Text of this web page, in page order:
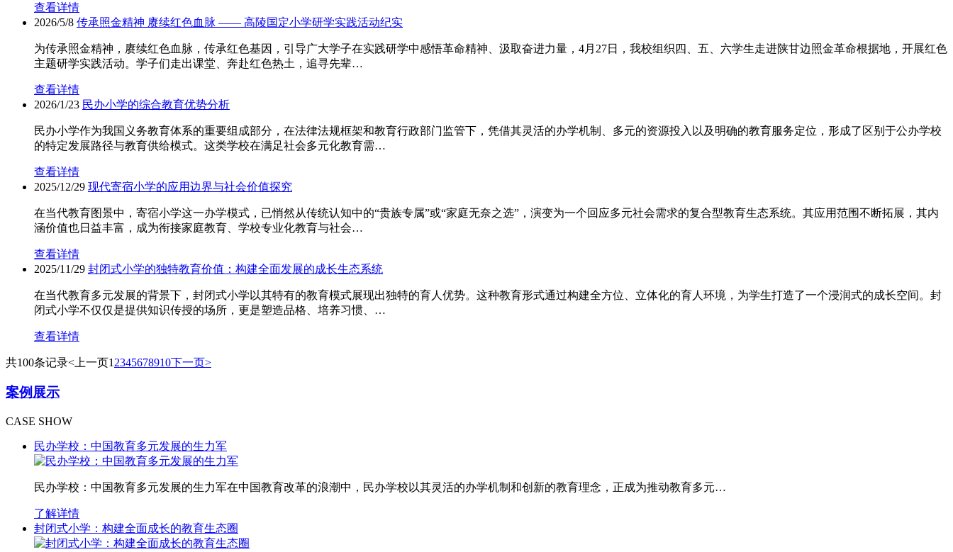
查看详情
2026/5/8 传承照金精神 赓续红色血脉 —— 高陵国定小学研学实践活动纪实
为传承照金精神，赓续红色血脉，传承红色基因，引导广大学子在实践研学中感悟革命精神、汲取奋进力量，4月27日，我校组织四、五、六学生走进陕甘边照金革命根据地，开展红色
主题研学实践活动。学子们走出课堂、奔赴红色热土，追寻先辈…
查看详情
2026/1/23 民办小学的综合教育优势分析
民办小学作为我国义务教育体系的重要组成部分，在法律法规框架和教育行政部门监管下，凭借其灵活的办学机制、多元的资源投入以及明确的教育服务定位，形成了区别于公办学校
的特定发展路径与教育供给模式。这类学校在满足社会多元化教育需…
查看详情
2025/12/29 现代寄宿小学的应用边界与社会价值探究
在当代教育图景中，寄宿小学这一办学模式，已悄然从传统认知中的“贵族专属”或“家庭无奈之选”，演变为一个回应多元社会需求的复合型教育生态系统。其应用范围不断拓展，其内
涵价值也日益丰富，成为衔接家庭教育、学校专业化教育与社会…
查看详情
2025/11/29 封闭式小学的独特教育价值：构建全面发展的成长生态系统
在当代教育多元发展的背景下，封闭式小学以其特有的教育模式展现出独特的育人优势。这种教育形式通过构建全方位、立体化的育人环境，为学生打造了一个浸润式的成长空间。封
闭式小学不仅仅是提供知识传授的场所，更是塑造品格、培养习惯、…
查看详情
共100条记录<上一页1 2345678910下一页>
案例展示
CASE SHOW
民办学校：中国教育多元发展的生力军
民办学校：中国教育多元发展的生力军在中国教育改革的浪潮中，民办学校以其灵活的办学机制和创新的教育理念，正成为推动教育多元…
了解详情
封闭式小学：构建全面成长的教育生态圈